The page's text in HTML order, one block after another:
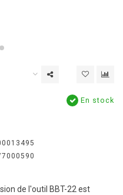
En stock
de l'outil BBT-22 est